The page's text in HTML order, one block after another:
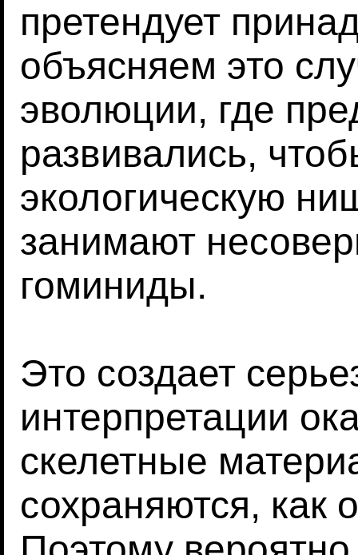
претендует
объясняем это
эволюции, где
развивались,
экологическую
занимают
гоминиды.
Это создает
интерпретации
скелетные
сохраняются, как